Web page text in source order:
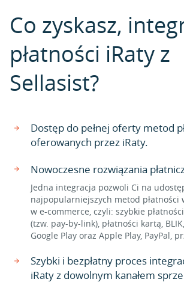
Co zyskasz,
płatności iRaty z
Sellasist?
Dostęp do pełnej oferty metod
oferowanych przez iRaty.
Nowoczesne rozwiązania
Jedna integracja pozwoli Ci na
najpopularniejszych metod płatności
w e-commerce, czyli: szybkie
(tzw. pay-by-link), płatności kartą,
Google Play oraz Apple Play, PayPal,
Szybki i bezpłatny proces
iRaty z dowolnym kanałem